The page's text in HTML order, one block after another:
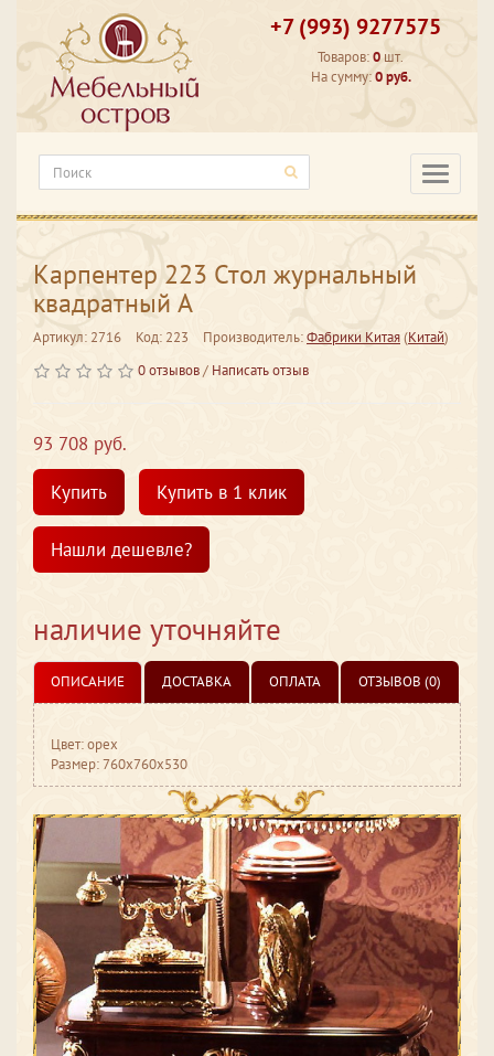
+7 (993) 9277575
Товаров:0 шт.
На сумму:0 руб.
Карпентер 223 Стол журнальный
квадратный А
Артикул: 2716 Код: 223 Производитель:Фабрики Китая(Китай)
0 отзывов/ Написать отзыв
93 708 руб.
Купить
Купить в 1 клик
Нашли дешевле?
наличие уточняйте
ОПИСАНИЕ ДОСТАВКА ОПЛАТА ОТЗЫВОВ (0)
Цвет: орех
Размер: 760x760x530